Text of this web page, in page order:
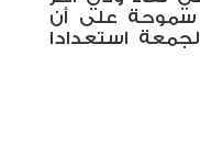
سموحة على أن
استعدادا